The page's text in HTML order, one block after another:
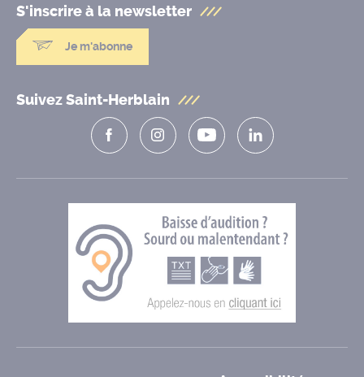
S'inscrire à la newsletter
Je m'abonne
Suivez Saint-Herblain